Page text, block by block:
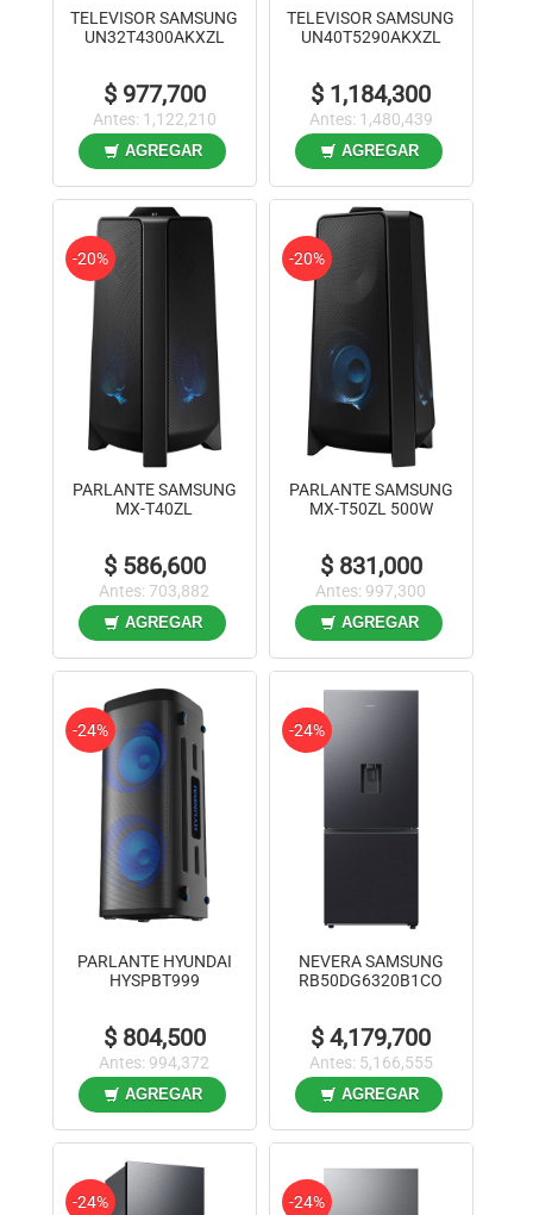
TELEVISOR SAMSUNG
UN32T4300AKXZL
Antes: 1,122,210
$ 977,700
AGREGAR
TELEVISOR SAMSUNG
UN40T5290AKXZL
Antes: 1,480,439
$ 1,184,300
AGREGAR
PARLANTE SAMSUNG
MX-T40ZL
Antes: 703,882
-20%
$ 586,600
AGREGAR
PARLANTE SAMSUNG
MX-T50ZL 500W
Antes: 997,300
-20%
$ 831,000
AGREGAR
PARLANTE HYUNDAI
HYSPBT999
Antes: 994,372
-24%
$ 804,500
AGREGAR
NEVERA SAMSUNG
RB50DG6320B1CO
Antes: 5,166,555
-24%
$ 4,179,700
AGREGAR
-24% -24%